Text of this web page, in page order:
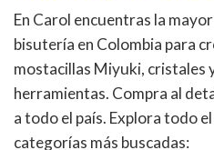
En Carol encuentras la
bisutería en Colombia para
mostacillas Miyuki, cristales
herramientas. Compra al
a todo el país. Explora todo
categorías más buscadas: